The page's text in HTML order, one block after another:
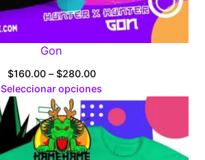
Gon
$160.00 – $280.00Price
range:
$160.00
through
$280.00
Seleccionar opciones